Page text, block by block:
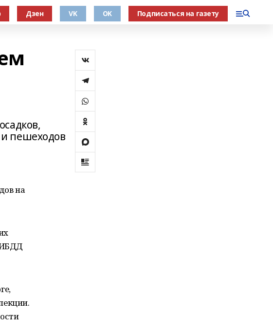
Дзен VK OK Подписаться на газету
пешеходов
на